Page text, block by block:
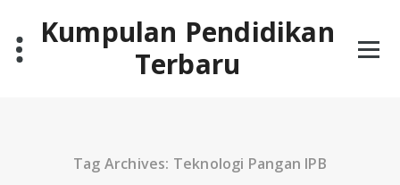
contentKumpulan Pendidikan
Terbaru
Tag Archives: Teknologi Pangan IPB